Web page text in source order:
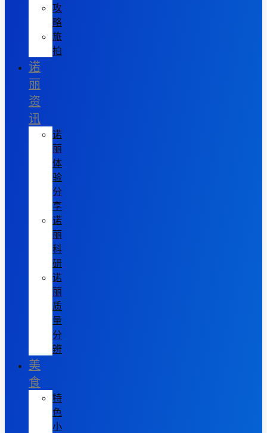
攻
略
旅
拍
诺
丽
资
讯
诺
丽
体
验
分
享
诺
丽
科
研
诺
丽
质
量
分
辨
美
食
特
色
小